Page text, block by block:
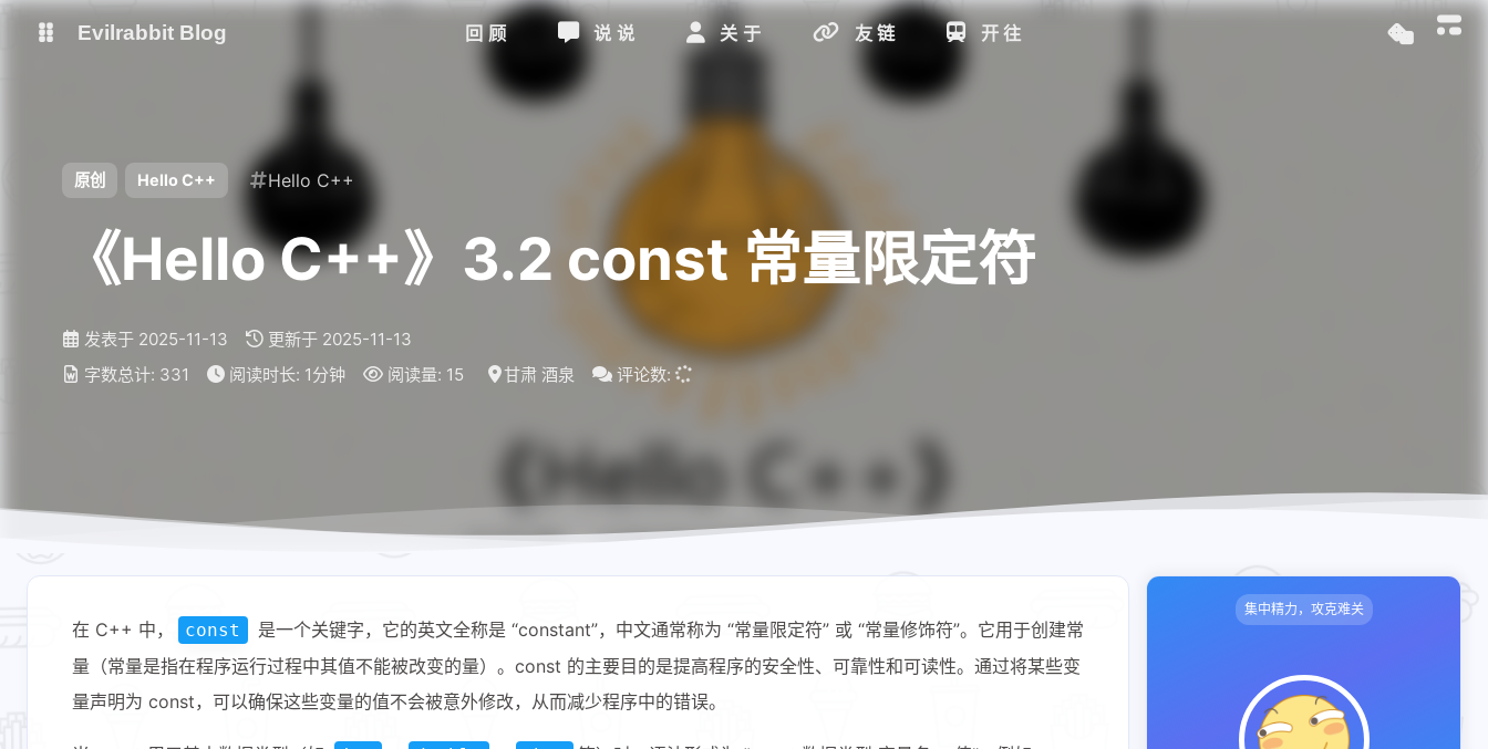
Evilrabbit Blog 回顾 说说 关于 友链 开往
原创 Hello C++ Hello C++
《Hello C++》3.2 const 常量限定符
发表于 2025-11-13 更新于 2025-11-13
字数总计: 331 阅读时长: 1分钟 阅读量: 15 甘肃 酒泉 评论数:
在 C++ 中， const
是一个关键字，它的英文全称是 “constant”，中文通常称为 “常量限定符” 或 “常量修饰符”。它用于创建常
量（常量是指在程序运行过程中其值不能被改变的量）。const 的主要目的是提高程序的安全性、可靠性和可读性。通过将某些变
量声明为 const，可以确保这些变量的值不会被意外修改，从而减少程序中的错误。
集中精力，攻克难关